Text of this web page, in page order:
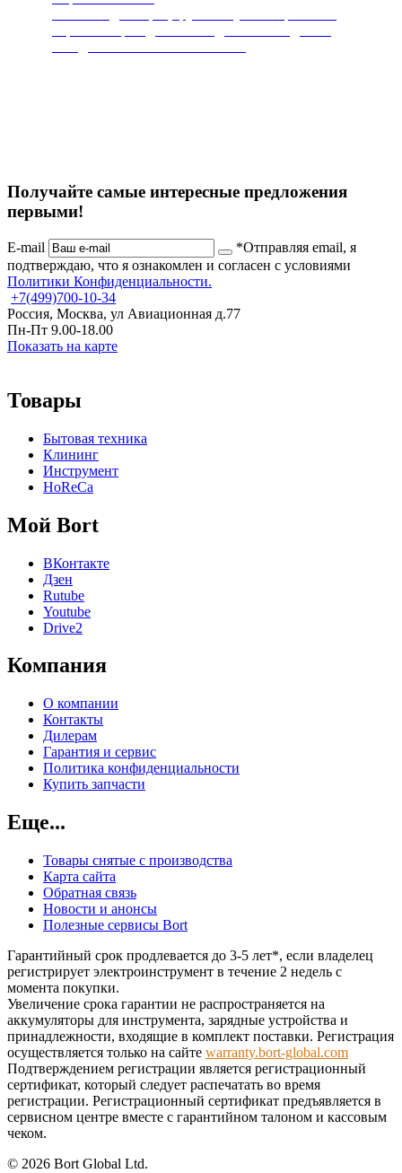
Получайте самые интересные предложения
первыми!
E-mail
*Отправляя email, я
подтверждаю, что я ознакомлен и согласен с условиями
Политики Конфиденциальности.
+7(499)700-10-34
Россия, Москва, ул Авиационная д.77
Пн-Пт 9.00-18.00
Показать на карте
Товары
Бытовая техника
Клининг
Инструмент
HoReCa
Мой Bort
ВКонтакте
Дзен
Rutube
Youtube
Drive2
Компания
О компании
Контакты
Дилерам
Гарантия и сервис
Политика конфиденциальности
Купить запчасти
Еще...
Товары снятые с производства
Карта сайта
Обратная связь
Новости и анонсы
Полезные сервисы Bort
Гарантийный срок продлевается до 3-5 лет*, если владелец
регистрирует электроинструмент в течение 2 недель с
момента покупки.
Увеличение срока гарантии не распространяется на
аккумуляторы для инструмента, зарядные устройства и
принадлежности, входящие в комплект поставки. Регистрация
осуществляется только на сайте warranty.bort-global.com
Подтверждением регистрации является регистрационный
сертификат, который следует распечатать во время
регистрации. Регистрационный сертификат предъявляется в
сервисном центре вместе с гарантийном талоном и кассовым
чеком.
© 2026 Bort Global Ltd.